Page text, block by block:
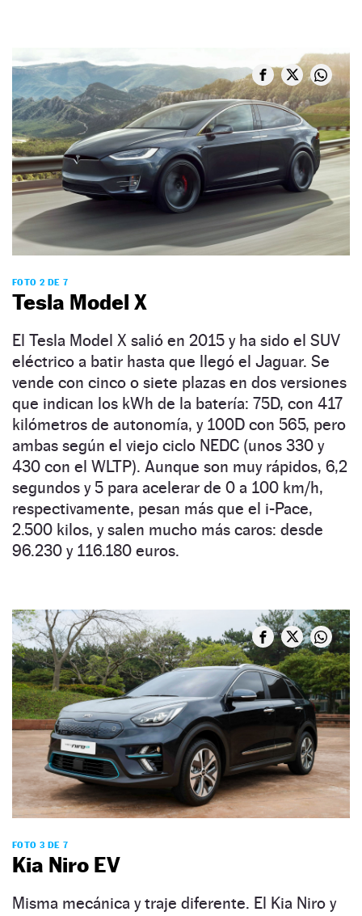
FOTO 2 DE 7
Tesla Model X
El Tesla Model X salió en 2015 y ha sido el SUV
eléctrico a batir hasta que llegó el Jaguar. Se
vende con cinco o siete plazas en dos versiones
que indican los kWh de la batería: 75D, con 417
kilómetros de autonomía, y 100D con 565, pero
ambas según el viejo ciclo NEDC (unos 330 y
430 con el WLTP). Aunque son muy rápidos, 6,2
segundos y 5 para acelerar de 0 a 100 km/h,
respectivamente, pesan más que el i-Pace,
2.500 kilos, y salen mucho más caros: desde
96.230 y 116.180 euros.
FOTO 3 DE 7
Kia Niro EV
Misma mecánica y traje diferente. El Kia Niro y